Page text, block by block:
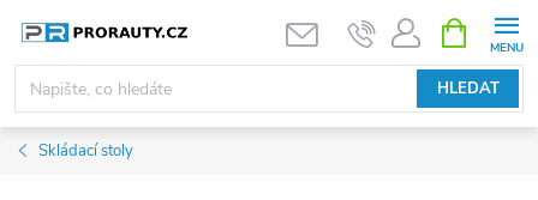
obsah
HLEDAT
NÁKUPNÍ
KOŠÍK
Skládací stoly